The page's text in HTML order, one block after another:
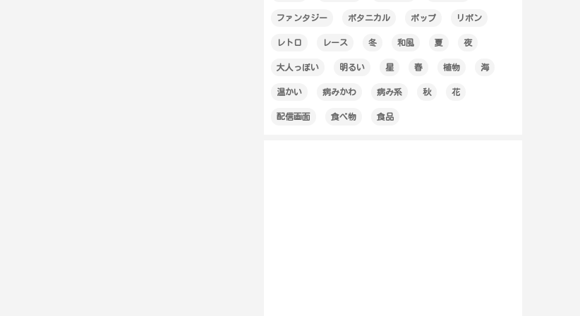
ファンタジー ボタニカル ポップ リボン
レトロ レース 冬 和風 夏 夜
大人っぽい 明るい 星 春 植物 海
温かい 病みかわ 病み系 秋 花
配信画面 食べ物 食品